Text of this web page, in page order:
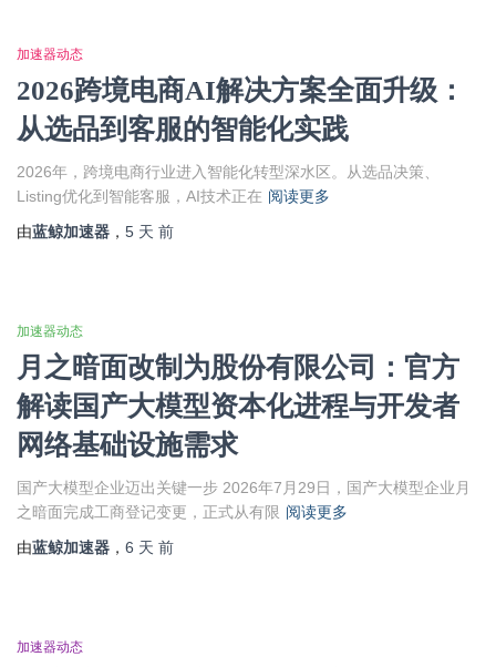
加速器动态
2026跨境电商AI解决方案全面升级：
从选品到客服的智能化实践
2026年，跨境电商行业进入智能化转型深水区。从选品决策、
Listing优化到智能客服，AI技术正在 阅读更多
由蓝鲸加速器 ， 5 天 前
加速器动态
月之暗面改制为股份有限公司：官方
解读国产大模型资本化进程与开发者
网络基础设施需求
国产大模型企业迈出关键一步 2026年7月29日，国产大模型企业月
之暗面完成工商登记变更，正式从有限 阅读更多
由蓝鲸加速器 ， 6 天 前
加速器动态